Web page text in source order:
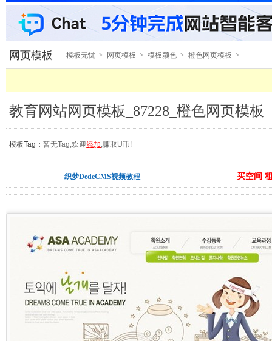
网页模板 模板无忧 > 网页模板 > 模板颜色 > 橙色网页模板 >
教育网站网页模板_87228_橙色网页模板
模板Tag： 暂无Tag,欢迎添加,赚取U币!
织梦DedeCMS视频教程 买空间